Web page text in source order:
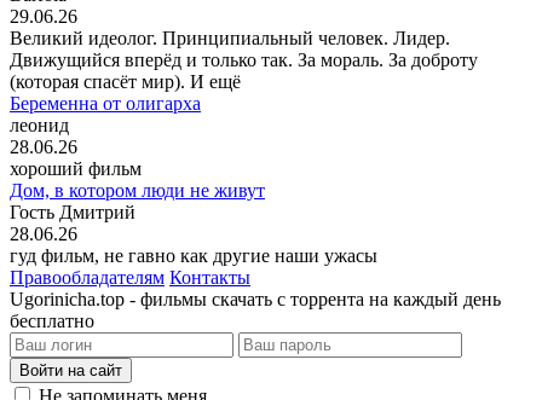
29.06.26
Великий идеолог. Принципиальный человек. Лидер.
Движущийся вперёд и только так. За мораль. За доброту
(которая спасёт мир). И ещё
Беременна от олигарха
леонид
28.06.26
хороший фильм
Дом, в котором люди не живут
Гость Дмитрий
28.06.26
гуд фильм, не гавно как другие наши ужасы
Правообладателям Контакты
Ugorinicha.top - фильмы скачать с торрента на каждый день
бесплатно
Войти на сайт